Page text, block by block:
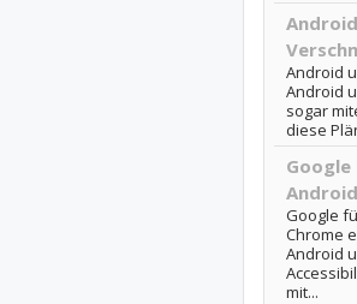
Android
Android
sogar
diese
Google
Chrome
Android
mit...